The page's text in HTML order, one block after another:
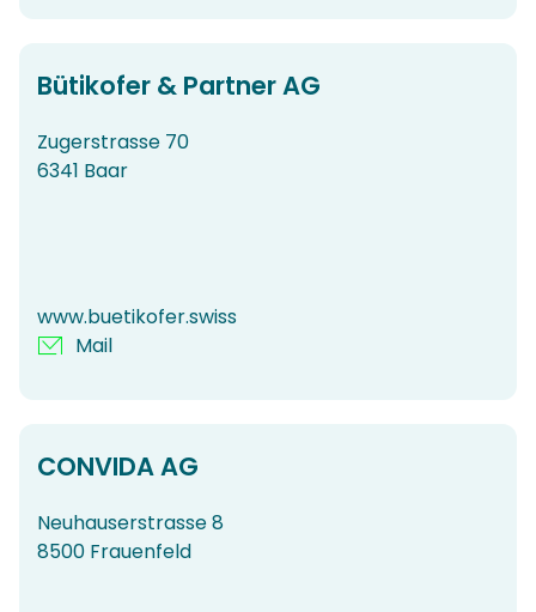
Bütikofer & Partner AG
Zugerstrasse 70
6341 Baar
www.buetikofer.swiss
Mail
CONVIDA AG
Neuhauserstrasse 8
8500 Frauenfeld